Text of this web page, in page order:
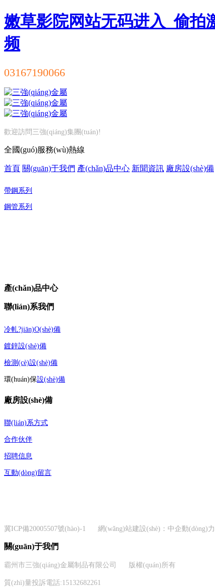
嫩草影院网站无码进入_偷拍
频
03167190066
歡迎訪問三強(qiáng)集團(tuán)!
全國(guó)服務(wù)熱線
首頁 關(guān)于我們 產(chǎn)品中心 新聞資訊 廠房設(shè)備
帶鋼系列
鋼管系列
產(chǎn)品中心
聯(lián)系我們
冷軋?jiān)O(shè)備
鍍鋅設(shè)備
檢測(cè)設(shè)備
環(huán)保設(shè)備
廠房設(shè)備
聯(lián)系方式
合作伙伴
招聘信息
互動(dòng)留言
冀ICP備20005507號(hào)-1 網(wǎng)站建設(shè)：中企動(dòng)力
關(guān)于我們
霸州市三強(qiáng)金屬制品有限公司 版權(quán)所有
質(zhì)量投訴電話:15132682261